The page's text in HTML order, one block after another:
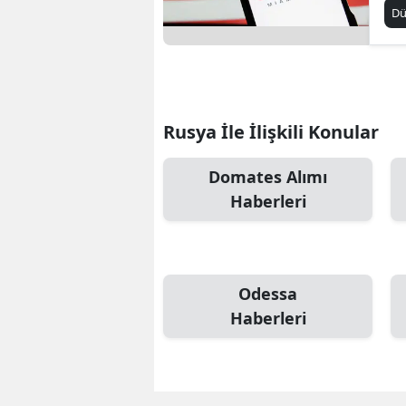
Rusya İle İlişkili Konular
Domates Alımı
Haberleri
Odessa
Haberleri